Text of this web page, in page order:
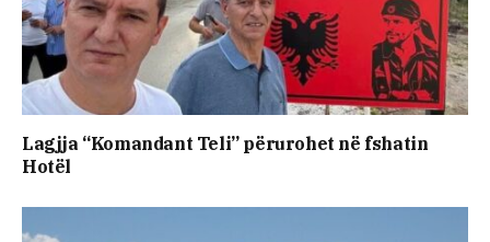
Lagjja “Komandant Teli” përurohet në fshatin
Hotël